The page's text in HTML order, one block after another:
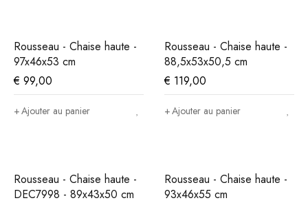
Rousseau - Chaise haute -
97x46x53 cm
€ 99,00
Ajouter au panier
Rousseau - Chaise haute -
88,5x53x50,5 cm
€ 119,00
Ajouter au panier
Rousseau - Chaise haute -
DEC7998 - 89x43x50 cm
Rousseau - Chaise haute -
93x46x55 cm